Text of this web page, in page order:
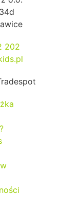
202